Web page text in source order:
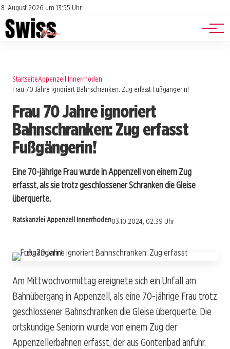
8. August 2026 um 13:55 Uhr
Impressum
Datenschutz
Jobs
Events
StartseiteAppenzell Innerrhoden
Frau 70 Jahre ignoriert Bahnschranken: Zug erfasst Fußgängerin!
Frau 70 Jahre ignoriert
Bahnschranken: Zug erfasst
Fußgängerin!
Eine 70-jährige Frau wurde in Appenzell von einem Zug
erfasst, als sie trotz geschlossener Schranken die Gleise
überquerte.
Ratskanzlei Appenzell Innerrhoden03.10.2024, 02:39 Uhr
Am Mittwochvormittag ereignete sich ein Unfall am
Bahnübergang in Appenzell, als eine 70-jährige Frau trotz
geschlossener Bahnschranken die Gleise überquerte. Die
ortskundige Seniorin wurde von einem Zug der
Appenzellerbahnen erfasst, der aus Gontenbad anfuhr.